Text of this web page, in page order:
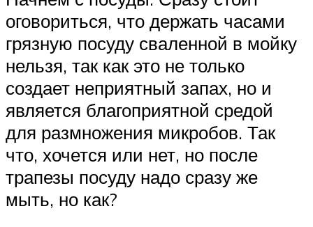
оговориться, что держать часами
грязную посуду сваленной в мойку
нельзя, так как это не только
создает неприятный запах, но и
является благоприятной средой
для размножения микробов. Так
что, хочется или нет, но после
трапезы посуду надо сразу же
мыть, но как?